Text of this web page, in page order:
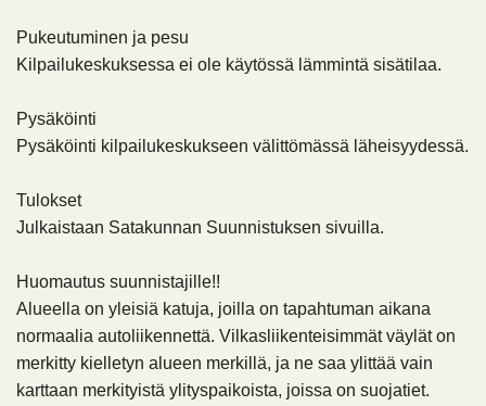
Pukeutuminen ja pesu
Kilpailukeskuksessa ei ole käytössä lämmintä sisätilaa.
Pysäköinti
Pysäköinti kilpailukeskukseen välittömässä läheisyydessä.
Tulokset
Julkaistaan Satakunnan Suunnistuksen sivuilla.
Huomautus suunnistajille!!
Alueella on yleisiä katuja, joilla on tapahtuman aikana
normaalia autoliikennettä. Vilkasliikenteisimmät väylät on
merkitty kielletyn alueen merkillä, ja ne saa ylittää vain
karttaan merkityistä ylityspaikoista, joissa on suojatiet.